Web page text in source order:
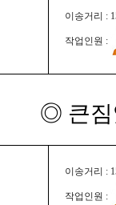
이송거리 :
작업인원 :
◎ 큰짐
이송거리 :
작업인원 :